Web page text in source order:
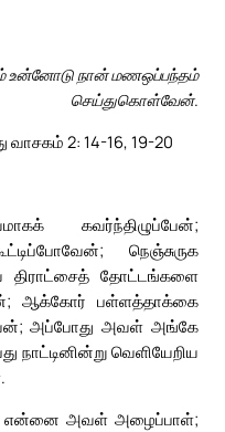
உன்னோடு நான் மணஒப்பந்தம்
செய்துகொள்வேன்.
வாசகம் 2: 14-16, 19-20
கவர்ந்திழுப்பேன்;
நெஞ்சுருக
திராட்சைத் தோட்டங்களை
ஆக்கோர் பள்ளத்தாக்கை
அப்போது அவள் அங்கே
நாட்டினின்று வெளியேறிய
என்னை அவள் அழைப்பாள்;